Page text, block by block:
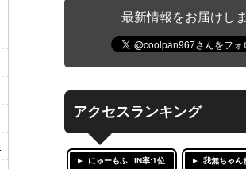
最新情報をお届けしま
アクセスランキング
にゅーもふ IN率:1位 我無ちゃん